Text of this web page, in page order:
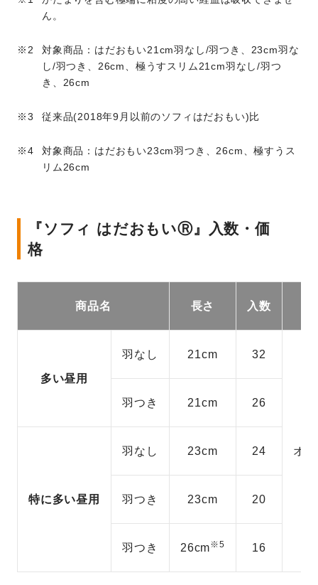
ん。
対象商品：はだおもい21cm羽なし/羽つき、23cm羽な
し/羽つき、26cm、極うすスリム21cm羽なし/羽つ
き、26cm
従来品(2018年9月以前のソフィはだおもい)比
対象商品：はだおもい23cm羽つき、26cm、極すうス
リム26cm
『ソフィ はだおもいⓇ』入数・価
格
商品名 長さ 入数
多い昼用
羽なし 21cm 32
オ
羽つき 21cm 26
特に多い昼用
羽なし 23cm 24
羽つき 23cm 20
羽つき 26cm※5 16